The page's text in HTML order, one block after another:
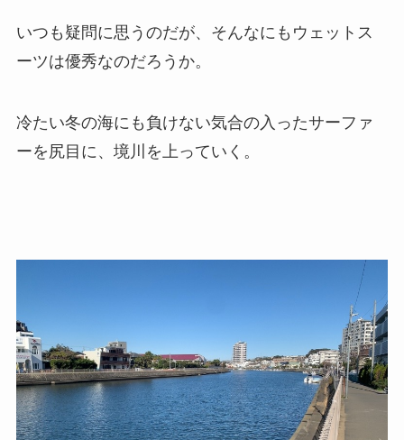
いつも疑問に思うのだが、そんなにもウェットス
ーツは優秀なのだろうか。
冷たい冬の海にも負けない気合の入ったサーファ
ーを尻目に、境川を上っていく。